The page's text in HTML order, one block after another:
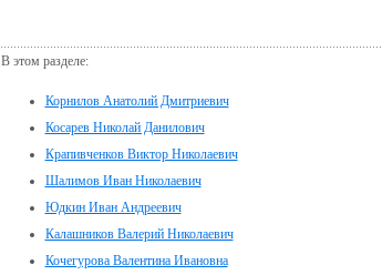
В этом разделе:
Корнилов Анатолий Дмитриевич
Косарев Николай Данилович
Крапивченков Виктор Николаевич
Шалимов Иван Николаевич
Юдкин Иван Андреевич
Калашников Валерий Николаевич
Кочегурова Валентина Ивановна